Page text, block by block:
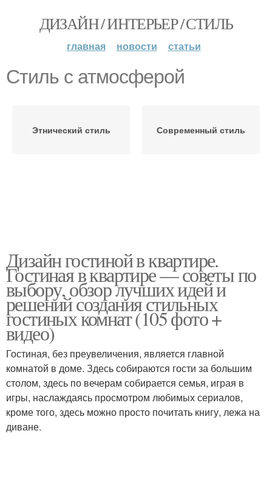
ДИЗАЙН / ИНТЕРЬЕР / СТИЛЬ
главная новости статьи
Стиль с атмосферой
Этнический стиль Современный стиль
Дизайн гостиной в квартире.
Гостиная в квартире — советы по
выбору, обзор лучших идей и
решений создания стильных
гостиных комнат (105 фото +
видео)
Гостиная, без преувеличения, является главной
комнатой в доме. Здесь собираются гости за большим
столом, здесь по вечерам собирается семья, играя в
игры, наслаждаясь просмотром любимых сериалов,
кроме того, здесь можно просто почитать книгу, лежа на
диване.